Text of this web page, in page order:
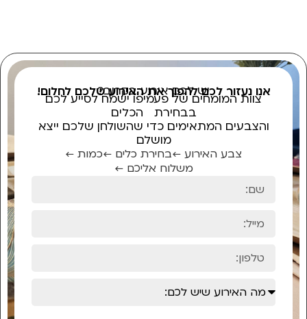
יש לכם אירוע בקרוב?
אנו נעזור לכם להפוך את האירוע שלכם לחלום!
צוות המומחים של פעמיפו ישמח לסייע לכם
בבחירת הכלים
והצבעים המתאימים כדי שהשולחן שלכם ייצא
מושלם
צבע האירוע ←בחירת כלים ←כמות ←
משלוח אליכם ←